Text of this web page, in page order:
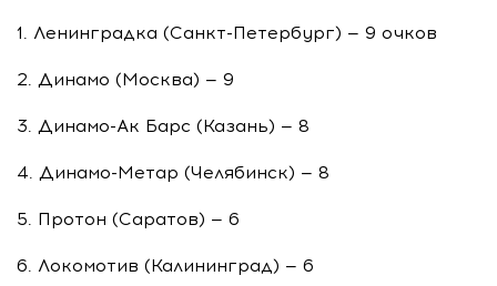
1. Ленинградка (Санкт-Петербург) — 9 очков
2. Динамо (Москва) — 9
3. Динамо-Ак Барс (Казань) — 8
4. Динамо-Метар (Челябинск) — 8
5. Протон (Саратов) — 6
6. Локомотив (Калининград) — 6